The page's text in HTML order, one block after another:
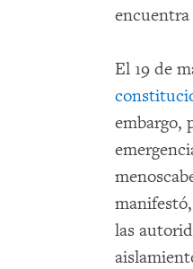
encuentra
El 19 de
embargo,
las